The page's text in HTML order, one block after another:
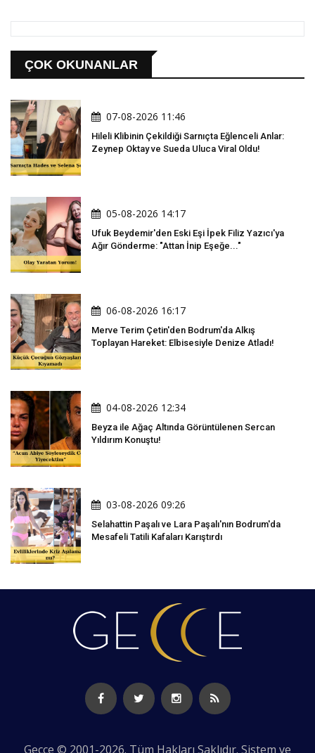
ÇOK OKUNANLAR
07-08-2026 11:46
Hileli Klibinin Çekildiği Sarnıçta Eğlenceli Anlar:
Zeynep Oktay ve Sueda Uluca Viral Oldu!
05-08-2026 14:17
Ufuk Beydemir'den Eski Eşi İpek Filiz Yazıcı'ya
Ağır Gönderme: "Attan İnip Eşeğe..."
06-08-2026 16:17
Merve Terim Çetin'den Bodrum'da Alkış
Toplayan Hareket: Elbisesiyle Denize Atladı!
04-08-2026 12:34
Beyza ile Ağaç Altında Görüntülenen Sercan
Yıldırım Konuştu!
03-08-2026 09:26
Selahattin Paşalı ve Lara Paşalı'nın Bodrum'da
Mesafeli Tatili Kafaları Karıştırdı
Gecce © 2001-2026. Tüm Hakları Saklıdır. Sistem ve